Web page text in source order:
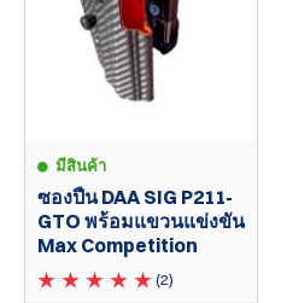
มีสินค้า
ซองปืน DAA SIG P211-
GTO พร้อมแขวนแข่งขัน
Max Competition
(2)